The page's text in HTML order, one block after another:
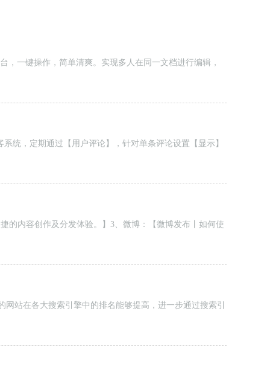
一键操作，简单清爽。实现多人在同一文档进行编辑，
统，定期通过【用户评论】，针对单条评论设置【显示】
的内容创作及分发体验。】3、微博：【微博发布丨如何使
网站在各大搜索引擎中的排名能够提高，进一步通过搜索引